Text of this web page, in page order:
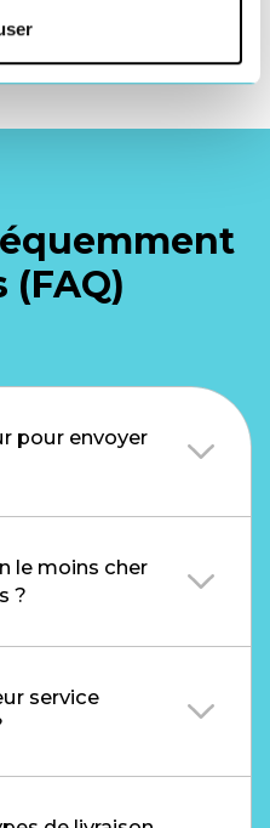
(FAQ)
pour envoyer
le moins cher
?
service